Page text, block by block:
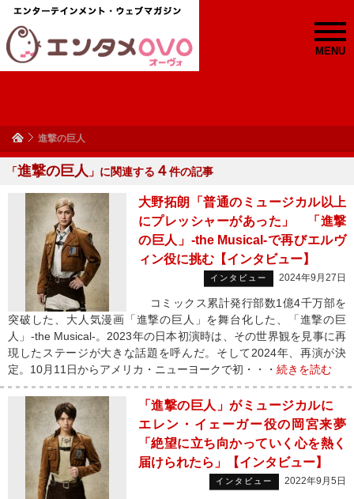
MENU
進撃の巨人
「進撃の巨人 」に関連する ４件の記事
大野拓朗「普通のミュージカル以上
にプレッシャーがあった」 「進撃
の巨人」-the Musical-で再びエルヴ
ィン役に挑む【インタビュー】
インタビュー 2024年9月27日
コミックス累計発行部数1億4千万部を
突破した、大人気漫画「進撃の巨人」を舞台化した、「進撃の巨
人」-the Musical-。2023年の日本初演時は、その世界観を見事に再
現したステージが大きな話題を呼んだ。そして2024年、再演が決
定。10月11日からアメリカ・ニューヨークで初・・・ 続きを読む
「進撃の巨人」がミュージカルに
エレン・イェーガー役の岡宮来夢
「絶望に立ち向かっていく心を熱く
届けられたら」【インタビュー】
インタビュー 2022年9月5日